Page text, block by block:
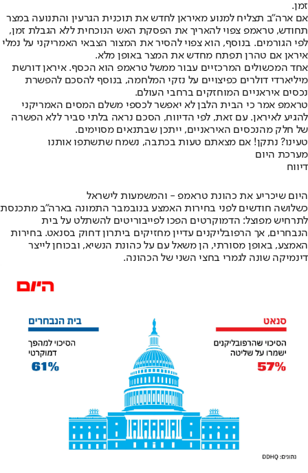
זמן.
אם ארה"ב תצליח למנוע מאיראן לחדש את תוכנית הגרעין והתנועה במצר
תחודש, טראמפ צפוי להאריך את הפסקת האש הנוכחית ללא הגבלת זמן,
לפי הגורמים. בנוסף, הוא צפוי להסיר את המצור הצבאי האמריקני על נמלי
איראן אם טהרן תפתח מחדש את המצר באופן מלא.
אחד המכשולים המרכזיים עבור ממשל טראמפ הוא הכסף. איראן דורשת
מיליארדי דולרים כפיצויים על נזקי המלחמה, בנוסף להסכם להפשרת
נכסים איראניים המוחזקים ברחבי העולם.
טראמפ אמר כי הבית הלבן לא יאפשר לכספי משלם המסים האמריקני
להגיע לאיראן. עם זאת, לפי הדיווח, הסכם נראה בלתי סביר ללא הפשרה
של חלק מהנכסים האיראניים, ייתכן שבתנאים מסוימים.
טעינו? נתקן! אם מצאתם טעות בכתבה, נשמח שתשתפו אותנו
מערכת היום
דיווח
היום שיכריע את כהונת טראמפ - והמשמעות לישראל
כשלושה חודשים לפני בחירות האמצע בנובמבר התמונה בארה"ב מתכנסת
לתרחיש מפוצל: הדמוקרטים הפכו לפייבוריטים להשתלט על בית
הנבחרים, אך הרפובליקנים עדיין מחזיקים ביתרון דחוק בסנאט. בחירות
האמצע, באופן מסורתי, הן משאל עם על כהונת הנשיא, ובכוחן לייצר
דינמיקה שונה לגמרי בחצי השני של הכהונה.